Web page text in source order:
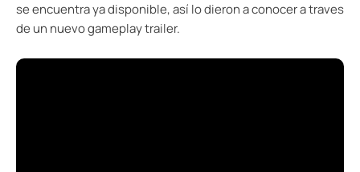
se encuentra ya disponible, así lo dieron a conocer a traves
de un nuevo gameplay trailer.